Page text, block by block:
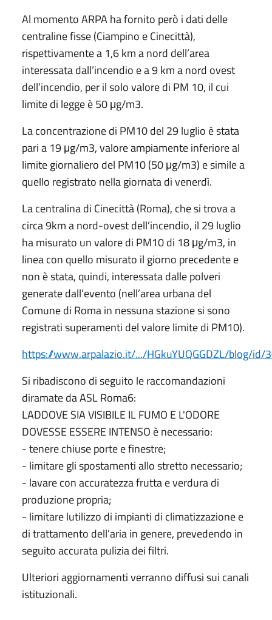
Al momento ARPA ha fornito però i dati delle
centraline fisse (Ciampino e Cinecittà),
rispettivamente a 1,6 km a nord dell’area
interessata dall’incendio e a 9 km a nord ovest
dell’incendio, per il solo valore di PM 10, il cui
limite di legge è 50 μg/m3.
La concentrazione di PM10 del 29 luglio è stata
pari a 19 μg/m3, valore ampiamente inferiore al
limite giornaliero del PM10 (50 μg/m3) e simile a
quello registrato nella giornata di venerdì.
La centralina di Cinecittà (Roma), che si trova a
circa 9km a nord-ovest dell’incendio, il 29 luglio
ha misurato un valore di PM10 di 18 μg/m3, in
linea con quello misurato il giorno precedente e
non è stata, quindi, interessata dalle polveri
generate dall’evento (nell’area urbana del
Comune di Roma in nessuna stazione si sono
registrati superamenti del valore limite di PM10).
https://www.arpalazio.it/.../HGkuYUQGGDZL/blog/id/
Si ribadiscono di seguito le raccomandazioni
diramate da ASL Roma6:
LADDOVE SIA VISIBILE IL FUMO E L'ODORE
DOVESSE ESSERE INTENSO è necessario:
- tenere chiuse porte e finestre;
- limitare gli spostamenti allo stretto necessario;
- lavare con accuratezza frutta e verdura di
produzione propria;
- limitare lutilizzo di impianti di climatizzazione e
di trattamento dell’aria in genere, prevedendo in
seguito accurata pulizia dei filtri.
Ulteriori aggiornamenti verranno diffusi sui canali
istituzionali.